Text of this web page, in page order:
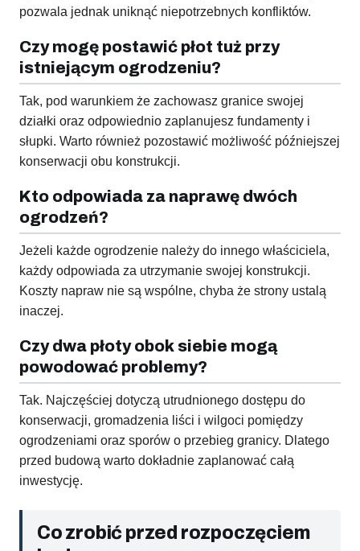
pozwala jednak uniknąć niepotrzebnych konfliktów.
Czy mogę postawić płot tuż przy
istniejącym ogrodzeniu?
Tak, pod warunkiem że zachowasz granice swojej
działki oraz odpowiednio zaplanujesz fundamenty i
słupki. Warto również pozostawić możliwość późniejszej
konserwacji obu konstrukcji.
Kto odpowiada za naprawę dwóch
ogrodzeń?
Jeżeli każde ogrodzenie należy do innego właściciela,
każdy odpowiada za utrzymanie swojej konstrukcji.
Koszty napraw nie są wspólne, chyba że strony ustalą
inaczej.
Czy dwa płoty obok siebie mogą
powodować problemy?
Tak. Najczęściej dotyczą utrudnionego dostępu do
konserwacji, gromadzenia liści i wilgoci pomiędzy
ogrodzeniami oraz sporów o przebieg granicy. Dlatego
przed budową warto dokładnie zaplanować całą
inwestycję.
Co zrobić przed rozpoczęciem